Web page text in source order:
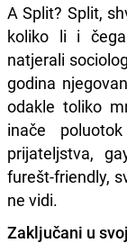
A Split? Split,
koliko li i
natjerali
godina
odakle toliko
inače
prijateljstva,
furešt-friendly,
ne vidi.
Zaključani u